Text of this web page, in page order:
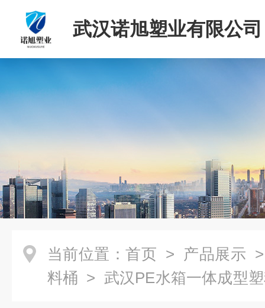
武汉诺旭塑业有限公司
当前位置： 首页 > 产品展示
料桶 > 武汉PE水箱一体成型